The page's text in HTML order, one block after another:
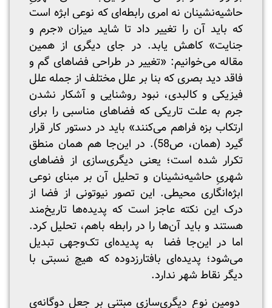
حاشیه‌نشینان نه امری رابطه‌ای که نوعی ابژه است
که باید آن را تغییر داد تا شاید میزان «جرم و
جنایت» کاهش یابد. در جای دیگری از همین
مقاله می‌خوانیم: «تغییر در طراحی فضاهای گم و
فاقد دید بصری که بنا بر علل مختلف از جمله علل
فیزیکی و کالبدی، نبود روشنایی و آشکار نشدن
جرم به علت تاریکی که فضاهای مناسبی را برای
ارتکاب بزه فراهم می‌کنند» باید در دستور کار قرار
گیرد (همان، ص58). در این‌جا هم همان منطق
تکرار شده است؛ یعنی دیگری‌سازی از فضاهای
شهریِ حاشیه‌نشینان و تحلیل آن بر مبنای نوعی
ابژه‌انگاری محیطی. این تصور نیوتونی از فضا از
درک این نکته عاجز است که پدیده‌ها تاریخ‌مند
هستند و باید آن‌ها را در رابطه باهم، تحلیل کرد.
اما در این‌جا فضا به پدیده‌ای تک‌وجهی‌ تبدیل
می‌شود؛ پدیده‌ای بافتارزدوده که هیچ نسبتی با
دیگر نقاط شهر ندارد.
دومین نوع دیگری‌سازی‌ مبتنی بر جعل دوگانه‌ی